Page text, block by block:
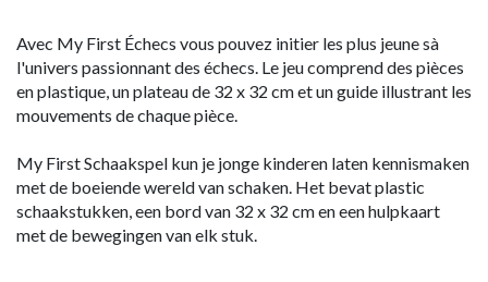
Avec My First Échecs vous pouvez initier les plus jeune sà
l'univers passionnant des échecs. Le jeu comprend des pièces
en plastique, un plateau de 32 x 32 cm et un guide illustrant les
mouvements de chaque pièce.
My First Schaakspel kun je jonge kinderen laten kennismaken
met de boeiende wereld van schaken. Het bevat plastic
schaakstukken, een bord van 32 x 32 cm en een hulpkaart
met de bewegingen van elk stuk.